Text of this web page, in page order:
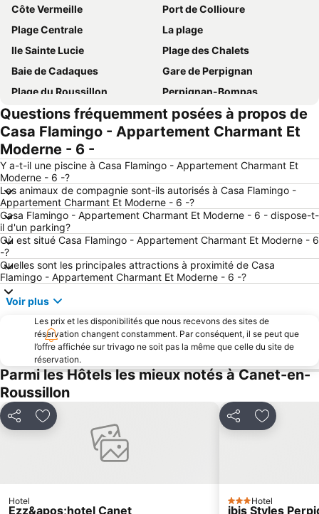
Côte Vermeille
Port de Collioure
Plage Centrale
La plage
Ile Sainte Lucie
Plage des Chalets
Baie de Cadaques
Gare de Perpignan
Plage du Roussillon
Perpignan-Bompas
De la Gare
d'Argelès-sur-mer
Las Cobas
Pascot
Le vieux quartier du Mouré
Plage de la Punta
Saint-Jacques
Barcarès
Plage du Village
Port de plaisance
Plage Boramar
Port Leucate Plage
Port-Leucate
Teatre-Museu Dalí
Citadelle de Roses
Cap de Creus
Plage de la Lagune
Moulin de Collioure
Coppacabana
Figueres
Questions fréquemment posées à propos de
Casa Flamingo - Appartement Charmant Et
Moderne - 6 -
Y a-t-il une piscine à Casa Flamingo - Appartement Charmant Et
Moderne - 6 -?
Les animaux de compagnie sont-ils autorisés à Casa Flamingo -
Appartement Charmant Et Moderne - 6 -?
Casa Flamingo - Appartement Charmant Et Moderne - 6 - dispose-t-
il d'un parking?
Où est situé Casa Flamingo - Appartement Charmant Et Moderne - 6
-?
Quelles sont les principales attractions à proximité de Casa
Flamingo - Appartement Charmant Et Moderne - 6 -?
Voir plus
Les prix et les disponibilités que nous recevons des sites de
réservation changent constamment. Par conséquent, il se peut que
l’offre affichée sur trivago ne soit pas la même que celle du site de
réservation.
Parmi les Hôtels les mieux notés à Canet-en-
Roussillon
PartagerAjouter à mes favoris
Hotel
Ezz&apos;hotel Canet
PartagerAjouter à
3 Étoiles
Hotel
ibis Styles